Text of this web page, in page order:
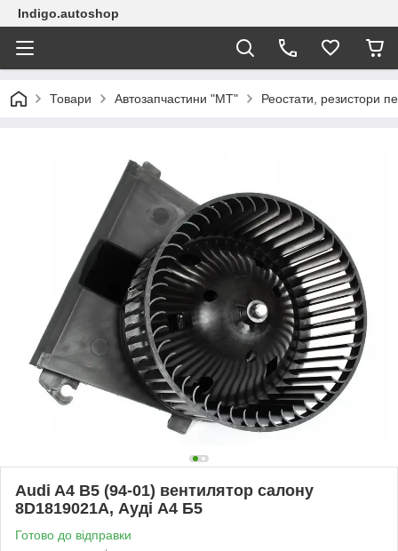
Indigo.autoshop
Товари Автозапчастини "МТ" Реостати, резистори
Audi A4 B5 (94-01) вентилятор салону
8D1819021A, Ауді А4 Б5
Готово до відправки